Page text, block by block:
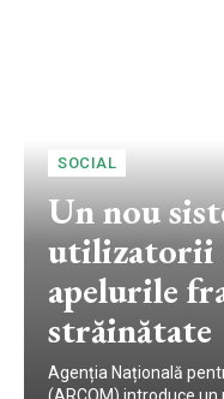
SOCIAL
Un nou
utilizatorii
apelurile
străinătate
Agenția Națională